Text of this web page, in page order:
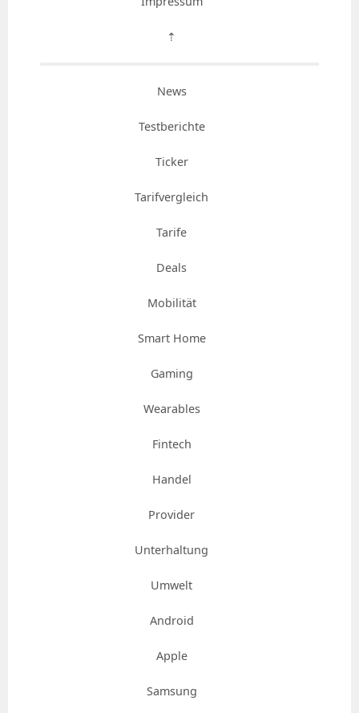
⇡
News
Testberichte
Ticker
Tarifvergleich
Tarife
Deals
Mobilität
Smart Home
Gaming
Wearables
Fintech
Handel
Provider
Unterhaltung
Umwelt
Android
Apple
Samsung